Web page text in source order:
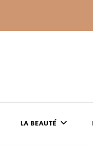
LA BEAUTÉ